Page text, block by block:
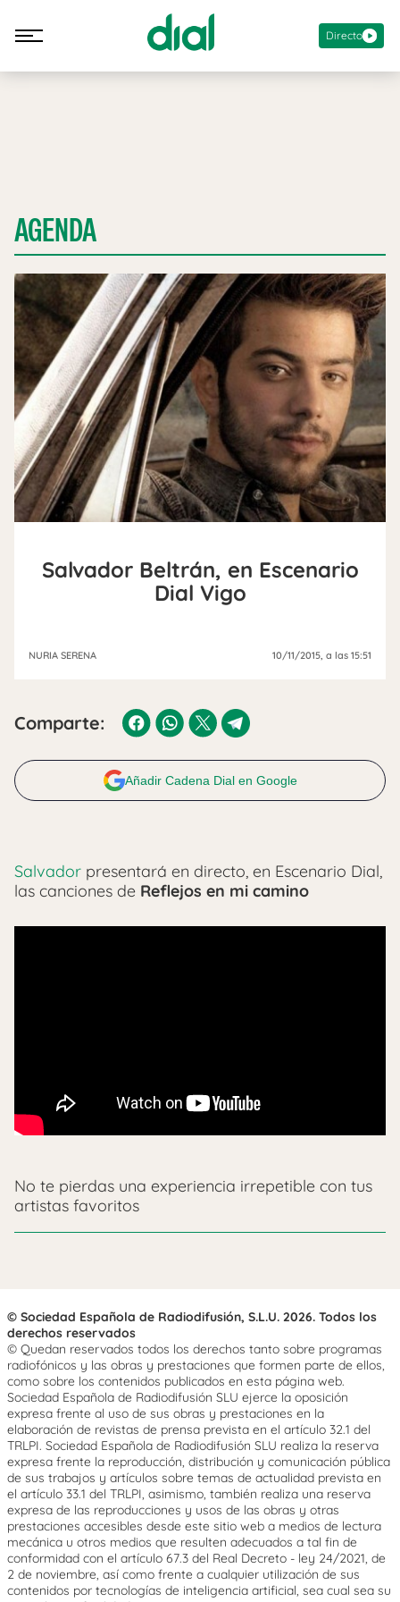
Directo
AGENDA
Salvador Beltrán, en Escenario
Dial Vigo
NURIA SERENA 10/11/2015 , a las 15:51
Comparte:
Añadir Cadena Dial en Google
Salvador presentará en directo, en Escenario Dial,
las canciones de Reflejos en mi camino
No te pierdas una experiencia irrepetible con tus
artistas favoritos
© Sociedad Española de Radiodifusión, S.L.U. 2026. Todos los
derechos reservados
© Quedan reservados todos los derechos tanto sobre programas
radiofónicos y las obras y prestaciones que formen parte de ellos,
como sobre los contenidos publicados en esta página web.
Sociedad Española de Radiodifusión SLU ejerce la oposición
expresa frente al uso de sus obras y prestaciones en la
elaboración de revistas de prensa prevista en el artículo 32.1 del
TRLPI. Sociedad Española de Radiodifusión SLU realiza la reserva
expresa frente la reproducción, distribución y comunicación pública
de sus trabajos y artículos sobre temas de actualidad prevista en
el artículo 33.1 del TRLPI, asimismo, también realiza una reserva
expresa de las reproducciones y usos de las obras y otras
prestaciones accesibles desde este sitio web a medios de lectura
mecánica u otros medios que resulten adecuados a tal fin de
conformidad con el artículo 67.3 del Real Decreto - ley 24/2021, de
2 de noviembre, así como frente a cualquier utilización de sus
contenidos por tecnologías de inteligencia artificial, sea cual sea su